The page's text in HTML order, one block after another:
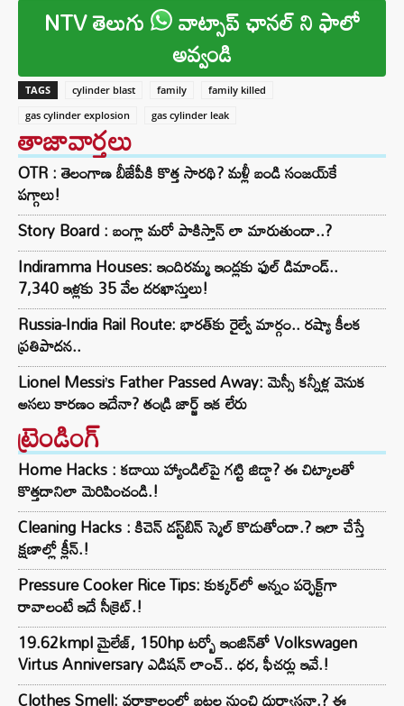
NTV తెలుగు వాట్సాప్ ఛానల్ ని ఫాలో
అవ్వండి
TAGS cylinder blast family
family killed
gas cylinder explosion
gas cylinder leak
తాజావార్తలు
OTR : తెలంగాణ బీజేపీకి కొత్త సారథి? మళ్లీ బండి సంజయ్‌కే
పగ్గాలు!
Story Board : బంగ్లా మరో పాకిస్తాన్ లా మారుతుందా..?
Indiramma Houses: ఇందిరమ్మ ఇండ్లకు ఫుల్ డిమాండ్..
7,340 ఇళ్లకు 35 వేల దరఖాస్తులు!
Russia-India Rail Route: భారత్‌కు రైల్వే మార్గం.. రష్యా కీలక
ప్రతిపాదన..
Lionel Messi’s Father Passed Away: మెస్సీ కన్నీళ్ల వెనుక
అసలు కారణం ఇదేనా? తండ్రి జార్జ్ ఇక లేరు
ట్రెండింగ్‌
Home Hacks : కడాయి హ్యాండిల్‌పై గట్టి జిడ్డా? ఈ చిట్కాలతో
కొత్తదానిలా మెరిపించండి.!
Cleaning Hacks : కిచెన్ డస్ట్‌బిన్ స్మెల్ కొడుతోందా.? ఇలా చేస్తే
క్షణాల్లో క్లీన్.!
Pressure Cooker Rice Tips: కుక్కర్‌లో అన్నం పర్ఫెక్ట్‌గా
రావాలంటే ఇదే సీక్రెట్.!
19.62kmpl మైలేజ్, 150hp టర్బో ఇంజిన్‌తో Volkswagen
Virtus Anniversary ఎడిషన్ లాంచ్.. ధర, ఫీచర్లు ఇవే.!